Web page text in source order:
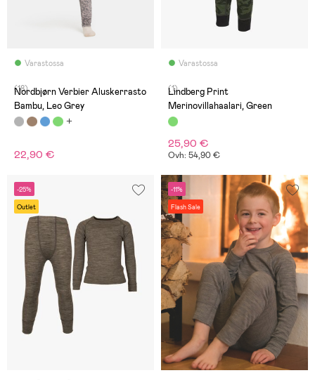
Varastossa
(18)
Nordbjørn Verbier Aluskerrasto
Bambu, Leo Grey
22,90 €
Varastossa
(1)
Lindberg Print
Merinovillahaalari, Green
25,90 €
Ovh: 54,90 €
-25%
Outlet
-11%
Flash Sale